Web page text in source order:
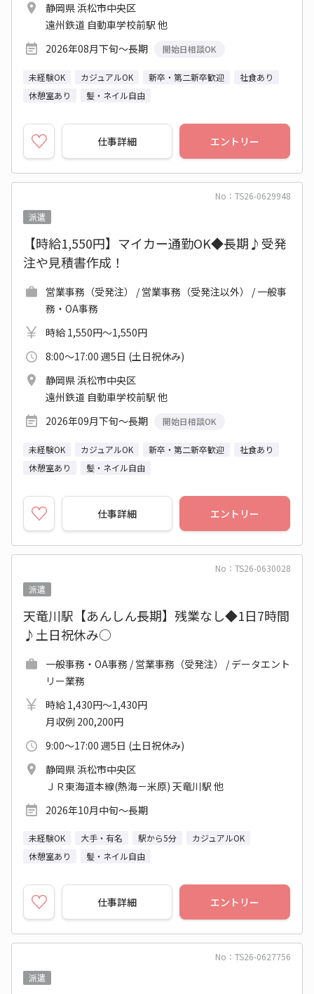
静岡県 浜松市中央区
遠州鉄道 自動車学校前駅 他
2026年08月下旬～長期
開始日相談OK
未経験OK カジュアルOK 新卒・第二新卒歓迎
社食あり
休憩室あり
髪・ネイル自由
仕事詳細 エントリー
No：TS26-0629948
派遣
【時給1,550円】マイカー通勤OK◆長期♪受発
注や見積書作成！
営業事務（受発注） / 営業事務（受発注以外） / 一般事
務・OA事務
時給 1,550円～1,550円
8:00～17:00 週5日 (土日祝休み)
静岡県 浜松市中央区
遠州鉄道 自動車学校前駅 他
2026年09月下旬～長期
開始日相談OK
未経験OK カジュアルOK 新卒・第二新卒歓迎
社食あり
休憩室あり
髪・ネイル自由
仕事詳細 エントリー
No：TS26-0630028
派遣
天竜川駅【あんしん長期】残業なし◆1日7時間
♪土日祝休み○
一般事務・OA事務 / 営業事務（受発注） / データエント
リー業務
時給 1,430円～1,430円
月収例 200,200円
9:00～17:00 週5日 (土日祝休み)
静岡県 浜松市中央区
ＪＲ東海道本線(熱海－米原) 天竜川駅 他
2026年10月中旬～長期
未経験OK 大手・有名 駅から5分
カジュアルOK
休憩室あり
髪・ネイル自由
仕事詳細 エントリー
No：TS26-0627756
派遣